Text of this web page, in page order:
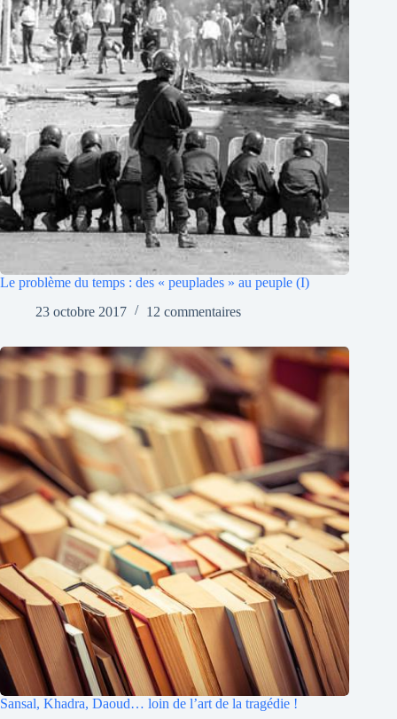
Le problème du temps : des « peuplades » au peuple (I)
23 octobre 2017
12 commentaires
Sansal, Khadra, Daoud… loin de l’art de la tragédie !